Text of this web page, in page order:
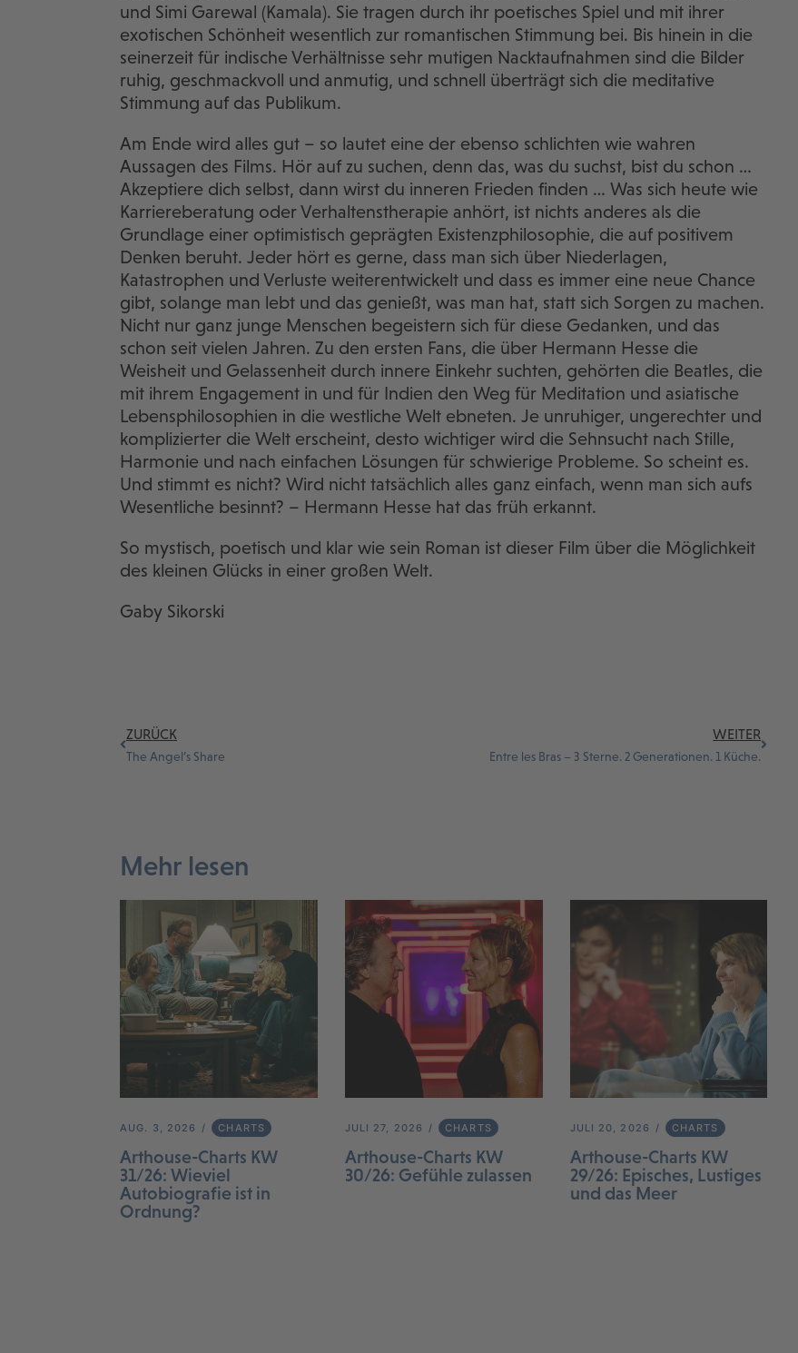
und Simi Garewal (Kamala). Sie tragen durch ihr poetisches Spiel und mit ihrer
exotischen Schönheit wesentlich zur romantischen Stimmung bei. Bis hinein in die
seinerzeit für indische Verhältnisse sehr mutigen Nacktaufnahmen sind die Bilder
ruhig, geschmackvoll und anmutig, und schnell überträgt sich die meditative
Stimmung auf das Publikum.
Am Ende wird alles gut – so lautet eine der ebenso schlichten wie wahren
Aussagen des Films. Hör auf zu suchen, denn das, was du suchst, bist du schon …
Akzeptiere dich selbst, dann wirst du inneren Frieden finden … Was sich heute wie
Karriereberatung oder Verhaltenstherapie anhört, ist nichts anderes als die
Grundlage einer optimistisch geprägten Existenzphilosophie, die auf positivem
Denken beruht. Jeder hört es gerne, dass man sich über Niederlagen,
Katastrophen und Verluste weiterentwickelt und dass es immer eine neue Chance
gibt, solange man lebt und das genießt, was man hat, statt sich Sorgen zu machen.
Nicht nur ganz junge Menschen begeistern sich für diese Gedanken, und das
schon seit vielen Jahren. Zu den ersten Fans, die über Hermann Hesse die
Weisheit und Gelassenheit durch innere Einkehr suchten, gehörten die Beatles, die
mit ihrem Engagement in und für Indien den Weg für Meditation und asiatische
Lebensphilosophien in die westliche Welt ebneten. Je unruhiger, ungerechter und
komplizierter die Welt erscheint, desto wichtiger wird die Sehnsucht nach Stille,
Harmonie und nach einfachen Lösungen für schwierige Probleme. So scheint es.
Und stimmt es nicht? Wird nicht tatsächlich alles ganz einfach, wenn man sich aufs
Wesentliche besinnt? – Hermann Hesse hat das früh erkannt.
So mystisch, poetisch und klar wie sein Roman ist dieser Film über die Möglichkeit
des kleinen Glücks in einer großen Welt.
Gaby Sikorski
ZURÜCK
The Angel’s Share
WEITER
Entre les Bras – 3 Sterne. 2 Generationen. 1 Küche.
Mehr lesen
AUG. 3, 2026 CHARTS
Arthouse-Charts KW
31/26: Wieviel
Autobiografie ist in
Ordnung?
JULI 27, 2026 CHARTS
Arthouse-Charts KW
30/26: Gefühle zulassen
JULI 20, 2026 CHARTS
Arthouse-Charts KW
29/26: Episches, Lustiges
und das Meer